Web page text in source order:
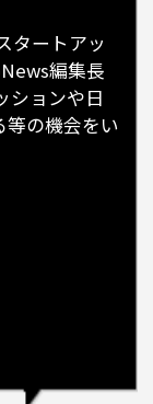
タートアッ
編集長
ションや日
の機会をい